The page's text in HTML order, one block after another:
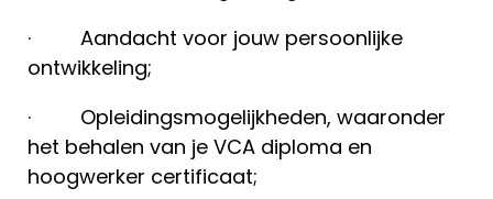
· Aandacht voor jouw persoonlijke
ontwikkeling;
· Opleidingsmogelijkheden, waaronder
het behalen van je VCA diploma en
hoogwerker certificaat;